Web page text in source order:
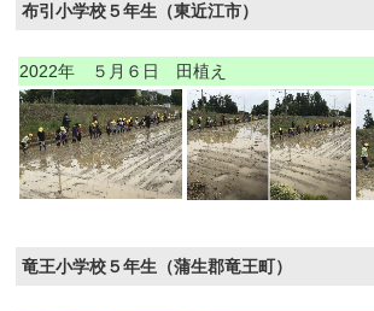
布引小学校５年生（東近江市）
2022年 ５月６日 田植え
竜王小学校５年生（蒲生郡竜王町）